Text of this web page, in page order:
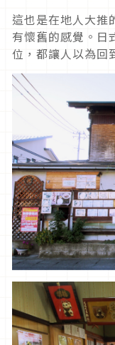
這也是在地人大推
有懷舊的感覺。日
位，都讓人以為回